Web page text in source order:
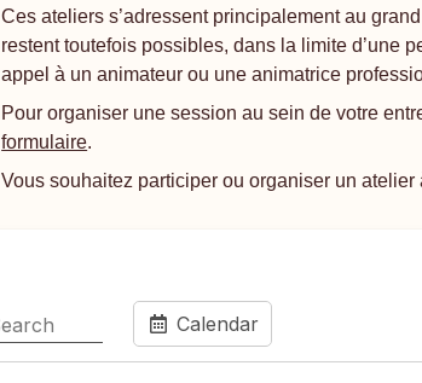
Ces ateliers s’adressent principalement au
restent toutefois possibles, dans la limite d’une
appel à un animateur ou une animatrice
Pour organiser une session au sein de votre
formulaire.
Vous souhaitez participer ou organiser un atelier